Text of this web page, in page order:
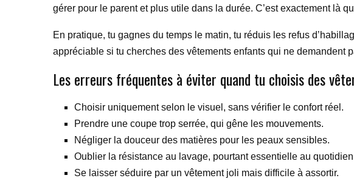
gérer pour le parent et plus utile dans la durée. C’est exactement là
En pratique, tu gagnes du temps le matin, tu réduis les refus
appréciable si tu cherches des vêtements enfants qui ne demandent
Les erreurs fréquentes à éviter quand tu choisis des
Choisir uniquement selon le visuel, sans vérifier le confort réel.
Prendre une coupe trop serrée, qui gêne les mouvements.
Négliger la douceur des matières pour les peaux sensibles.
Oublier la résistance au lavage, pourtant essentielle au
Se laisser séduire par un vêtement joli mais difficile à assortir.